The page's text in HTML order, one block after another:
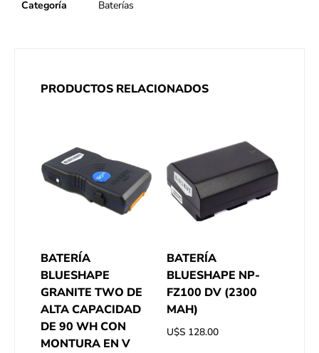
Categoría
Baterías
PRODUCTOS RELACIONADOS
BATERÍA
BLUESHAPE
GRANITE TWO DE
ALTA CAPACIDAD
DE 90 WH CON
MONTURA EN V
BATERÍA
BLUESHAPE NP-
FZ100 DV (2300
MAH)
U$S 128.00